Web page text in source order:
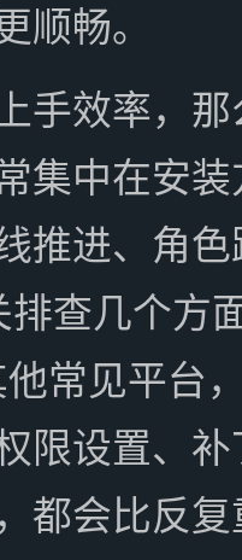
顺畅。
手效率，
集中在安
推进、角
查几个方
常见平台
限设置、
都会比反